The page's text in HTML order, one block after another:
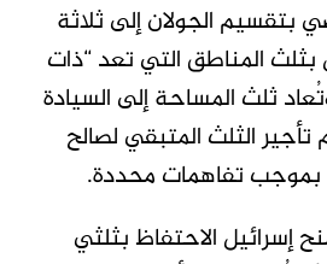
بتقسيم الجولان إلى ثلاثة
بثلث المناطق التي تعد “ذات
ثلث المساحة إلى السيادة
الثلث المتبقي لصالح
إسرائيل الاحتفاظ بثلثي